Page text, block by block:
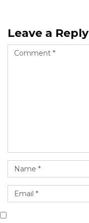
Leave a Reply